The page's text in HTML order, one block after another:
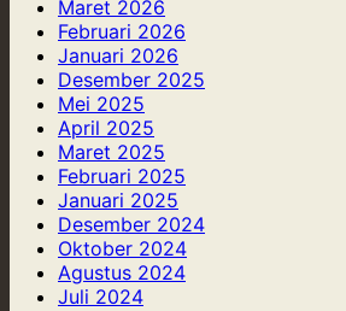
Kayu
yang
Memukau
Fungsional,
dan
Penuh
Cahaya
Maret 2026
Februari 2026
Januari 2026
Desember 2025
Mei 2025
April 2025
Maret 2025
Februari 2025
Januari 2025
Desember 2024
Oktober 2024
Agustus 2024
Juli 2024